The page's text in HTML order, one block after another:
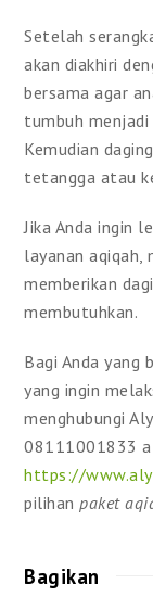
Setelah
akan diakhiri
bersama agar
tumbuh menjadi
Kemudian
tetangga atau
Jika Anda ingin
layanan aqiqah,
memberikan
membutuhkan.
Bagi Anda yang
yang ingin
menghubungi
08111001833
https://
pilihanpaket
Bagikan